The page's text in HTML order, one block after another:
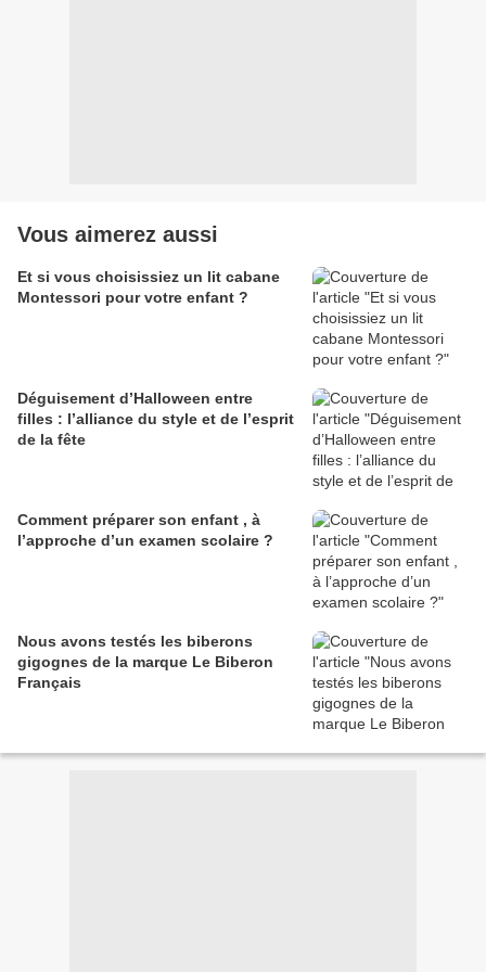
Vous aimerez aussi
Et si vous choisissiez un lit cabane
Montessori pour votre enfant ?
Déguisement d’Halloween entre
filles : l’alliance du style et de l’esprit
de la fête
Comment préparer son enfant , à
l’approche d’un examen scolaire ?
Nous avons testés les biberons
gigognes de la marque Le Biberon
Français